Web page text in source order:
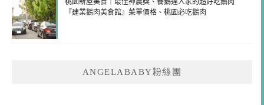
桃園新屋美食｜最佳神農獎、養鵝達人家的超好吃鵝肉
『建業鵝肉美食館』菜單價格、桃園必吃鵝肉
ANGELABABY粉絲團